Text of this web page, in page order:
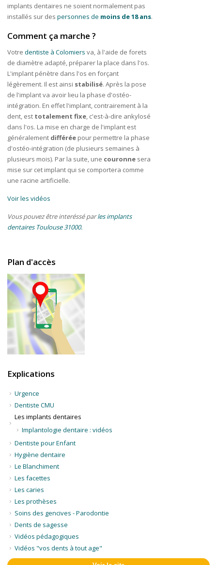
implants dentaires ne soient normalement pas
installés sur des personnes de moins de 18 ans.
Comment ça marche ?
Votre dentiste à Colomiers va, à l'aide de forets
de diamètre adapté, préparer la place dans l'os.
L'implant pénètre dans l'os en forçant
légèrement. Il est ainsi stabilisé. Après la pose
de l'implant va avoir lieu la phase d'ostéo-
intégration. En effet l'implant, contrairement à la
dent, est totalement fixe, c'est-à-dire ankylosé
dans l'os. La mise en charge de l'implant est
généralement différée pour permettre la phase
d'ostéo-intégration (de plusieurs semaines à
plusieurs mois). Par la suite, une couronne sera
mise sur cet implant qui se comportera comme
une racine artificielle.
Voir les vidéos
Vous pouvez être interéssé parles implants
dentaires Toulouse 31000.
Plan d'accès
Explications
Urgence
Dentiste CMU
Les implants dentaires
Implantologie dentaire : vidéos
Dentiste pour Enfant
Hygiène dentaire
Le Blanchiment
Les facettes
Les caries
Les prothèses
Soins des gencives - Parodontie
Dents de sagesse
Vidéos pédagogiques
Vidéos "vos dents à tout age"